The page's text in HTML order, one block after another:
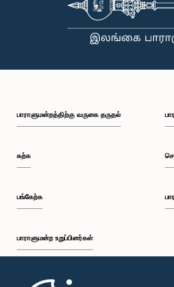
பாராளுமன்றத்திற்கு வருகை தருதல்
கற்க
பங்கேற்க
பாராளுமன்ற உறுப்பினர்கள்
முதற்பக்கம்